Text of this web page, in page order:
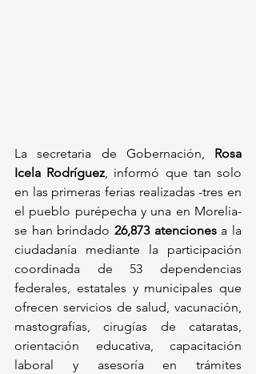
La secretaria de Gobernación, Rosa
Icela Rodríguez, informó que tan solo
en las primeras ferias realizadas -tres en
el pueblo purépecha y una en Morelia-
se han brindado 26,873 atenciones a la
ciudadanía mediante la participación
coordinada de 53 dependencias
federales, estatales y municipales que
ofrecen servicios de salud, vacunación,
mastografías, cirugías de cataratas,
orientación educativa, capacitación
laboral y asesoría en trámites